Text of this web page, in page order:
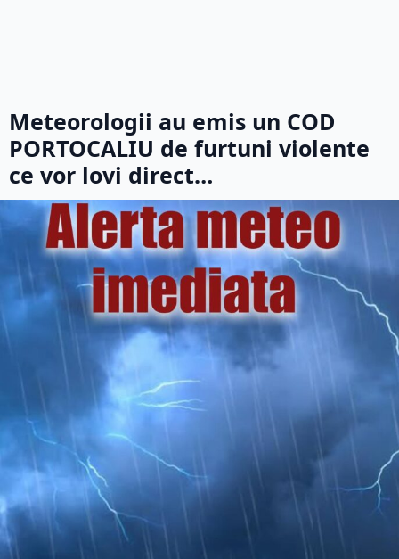
Meteorologii au emis un COD
PORTOCALIU de furtuni violente
ce vor lovi direct…